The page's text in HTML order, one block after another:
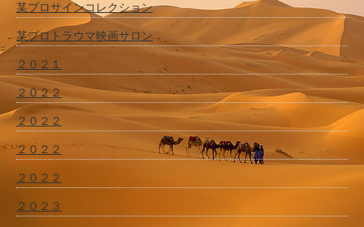
某プロサインコレクション
某プロトラウマ映画サロン
２０２１
２０２２
２０２２
２０２２
２０２２
２０２３